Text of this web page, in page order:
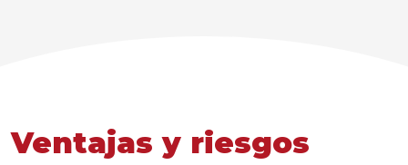
Ventajas y riesgos